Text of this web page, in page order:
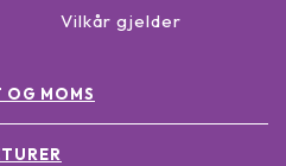
Vilkår gjelder
OG MOMS